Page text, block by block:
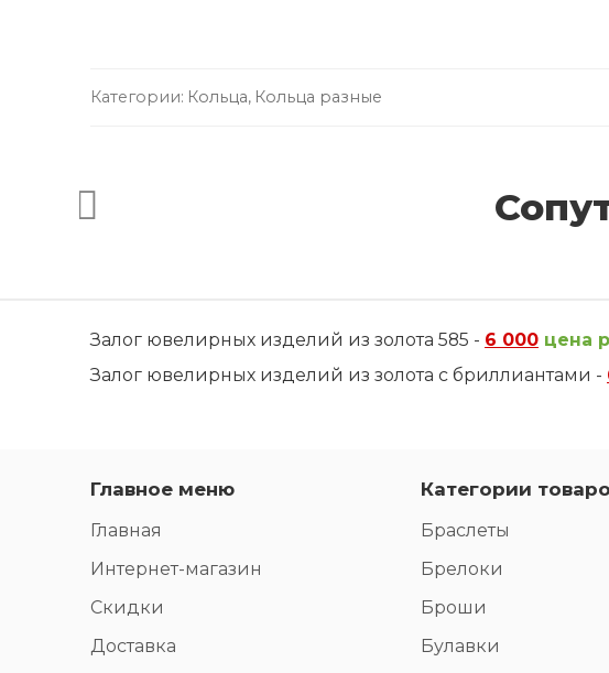
Категории: Кольца, Кольца разные
Залог ювелирных изделий из золота 585 - 6 000 цена
Залог ювелирных изделий из золота с бриллиантами -
Главное меню
Главная
Интернет-магазин
Скидки
Доставка
Категории
Браслеты
Брелоки
Броши
Булавки